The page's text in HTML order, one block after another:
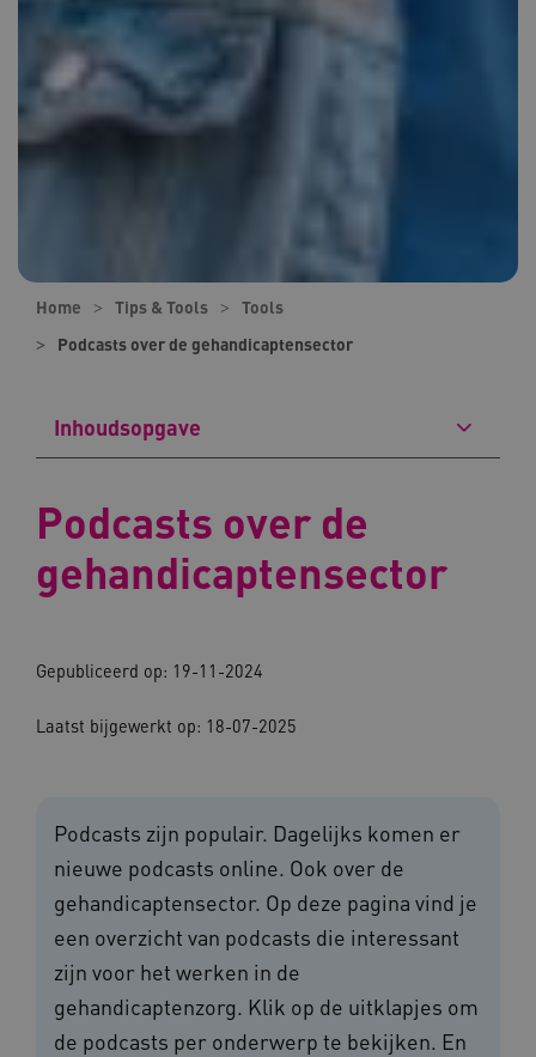
Home Tips & Tools
Tools
Podcasts over de gehandicaptensector
Inhoudsopgave
Podcasts over de
gehandicaptensector
Gepubliceerd op: 19-11-2024
Laatst bijgewerkt op: 18-07-2025
Podcasts zijn populair. Dagelijks komen er
nieuwe podcasts online. Ook over de
gehandicaptensector. Op deze pagina vind je
een overzicht van podcasts die interessant
zijn voor het werken in de
gehandicaptenzorg. Klik op de uitklapjes om
de podcasts per onderwerp te bekijken. En